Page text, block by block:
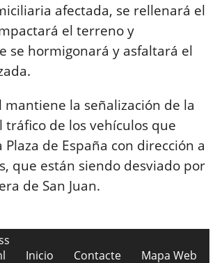
afectada, se rellenará el
el terreno y
se hormigonará y asfaltará el
mantiene la señalización de la
de los vehículos que
de España con dirección a
que están siendo desviado por
de San Juan.
Inicio Contacte Mapa Web